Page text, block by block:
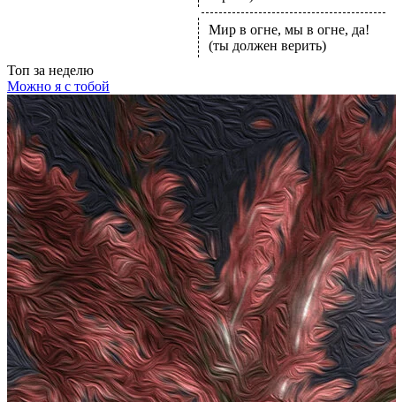
Мир в огне, мы в огне, да!
(ты должен верить)
Топ за неделю
Можно я с тобой